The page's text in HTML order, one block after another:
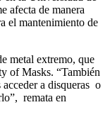
afecta de manera
el mantenimiento de
metal extremo, que
of Masks. “También
a disqueras o
remata en